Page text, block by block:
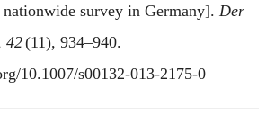
nationwide survey in Germany]. Der
42(11), 934–940.
10.1007/s00132-013-2175-0